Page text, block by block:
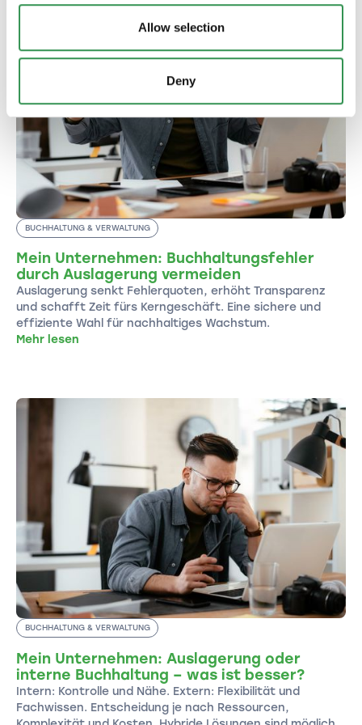
Allow selection
Deny
BUCHHALTUNG & VERWALTUNG
Mein Unternehmen: Buchhaltungsfehler
durch Auslagerung vermeiden
Auslagerung senkt Fehlerquoten, erhöht Transparenz
und schafft Zeit fürs Kerngeschäft. Eine sichere und
effiziente Wahl für nachhaltiges Wachstum.
Mehr lesen
BUCHHALTUNG & VERWALTUNG
Mein Unternehmen: Auslagerung oder
interne Buchhaltung – was ist besser?
Intern: Kontrolle und Nähe. Extern: Flexibilität und
Fachwissen. Entscheidung je nach Ressourcen,